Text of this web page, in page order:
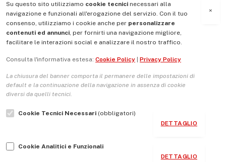
MENU
La Nostra Storia
Le Copertine
L’Associazione
Indirizzo Socio Politico Culturale
Guida per le autrici e gli autori
×
Su questo sito utilizziamo cookie tecnici necessari alla
navigazione e funzionali all'erogazione del servizio. Con il tuo
consenso, utilizziamo i cookie anche per personalizzare
contenuti ed annunci, per fornirti una navigazione migliore,
facilitare le interazioni social e analizzare il nostro traffico.
Consulta l'informativa estesa: Cookie Policy Privacy Policy
La chiusura del banner comporta il permanere delle impostazioni di
default e la continuazione della navigazione in assenza di cookie
diversi da quelli tecnici.
Cookie Tecnici Necessari (obbligatori)
DETTAGLIO
Cookie Analitici e Funzionali
DETTAGLIO